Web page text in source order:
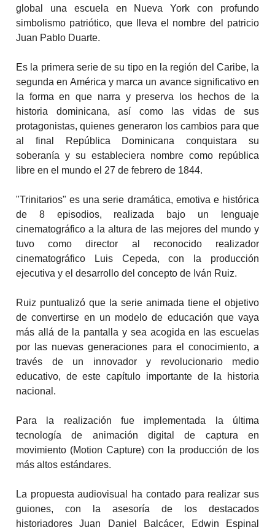
global una escuela en Nueva York con profundo
simbolismo patriótico, que lleva el nombre del patricio
Juan Pablo Duarte.
Es la primera serie de su tipo en la región del Caribe, la
segunda en América y marca un avance significativo en
la forma en que narra y preserva los hechos de la
historia dominicana, así como las vidas de sus
protagonistas, quienes generaron los cambios para que
al final República Dominicana conquistara su
soberanía y su estableciera nombre como república
libre en el mundo el 27 de febrero de 1844.
"Trinitarios" es una serie dramática, emotiva e histórica
de 8 episodios, realizada bajo un lenguaje
cinematográfico a la altura de las mejores del mundo y
tuvo como director al reconocido realizador
cinematográfico Luis Cepeda, con la producción
ejecutiva y el desarrollo del concepto de Iván Ruiz.
Ruiz puntualizó que la serie animada tiene el objetivo
de convertirse en un modelo de educación que vaya
más allá de la pantalla y sea acogida en las escuelas
por las nuevas generaciones para el conocimiento, a
través de un innovador y revolucionario medio
educativo, de este capítulo importante de la historia
nacional.
Para la realización fue implementada la última
tecnología de animación digital de captura en
movimiento (Motion Capture) con la producción de los
más altos estándares.
La propuesta audiovisual ha contado para realizar sus
guiones, con la asesoría de los destacados
historiadores Juan Daniel Balcácer, Edwin Espinal